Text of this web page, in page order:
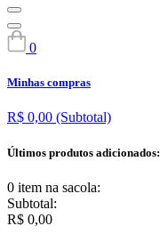
0
Minhas compras
R$ 0,00 (Subtotal)
Últimos produtos adicionados:
0 item na sacola:
Subtotal:
R$ 0,00